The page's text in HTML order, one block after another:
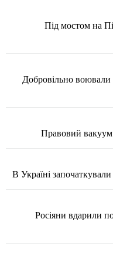
Під мостом на
Добровільно воювали
Правовий
В Україні
Росіяни вдарили